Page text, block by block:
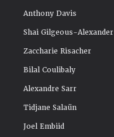
Anthony Davis
Shai Gilgeous-Alexander
Zaccharie Risacher
Bilal Coulibaly
Alexandre Sarr
Tidjane Salaün
Joel Embiid